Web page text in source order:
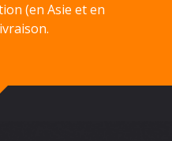
(en Asie et en